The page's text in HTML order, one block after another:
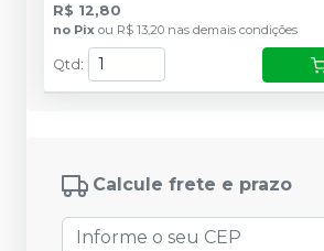
R$ 12,80
no Pix ou R$ 13,20 nas demais condições
Qtd :
Calcule frete e prazo